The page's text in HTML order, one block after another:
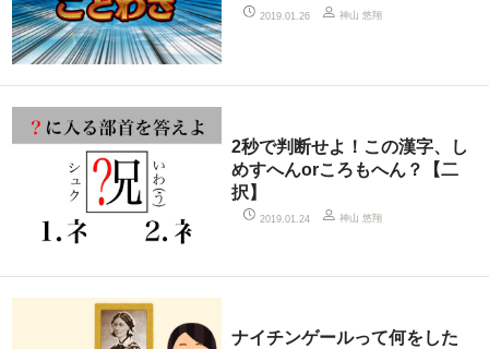
2019.01.26 神山 悠翔
2秒で判断せよ！この漢字、し
めすへんorころもへん？【二
択】
2019.01.24 神山 悠翔
ナイチンゲールって何をした